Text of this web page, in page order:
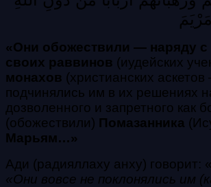
«Они обожествили — наряду
своих раввинов (иудейских
монахов (христианских
подчинялись им в их решениях
дозволенного и запретного как
(обожествили) Помазанника
Марьям…»
Ади (радияллаху анху) говорит:
«Они вовсе не поклонялись им